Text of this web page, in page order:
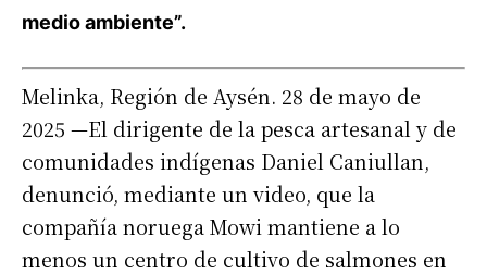
medio ambiente”.
Melinka, Región de Aysén. 28 de mayo de
2025 —El dirigente de la pesca artesanal y de
comunidades indígenas Daniel Caniullan,
denunció, mediante un video, que la
compañía noruega Mowi mantiene a lo
menos un centro de cultivo de salmones en